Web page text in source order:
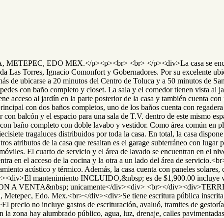
EDO MEX.</p><p><br> <br> </p><div>La casa se
Las Torres, Ignacio Comonfort y Gobernadores. Por su excelente
de ubicarse a 20 minutos del Centro de Toluca y a 50 minutos
con baño completo y closet. La sala y el comedor tienen vista
acceso al jardín en la parte posterior de la casa y también cuenta
con dos baños completos, uno de los baños cuenta con
balcón y el espacio para una sala de T.V. dentro de este mismo
baño completo con doble lavabo y vestidor. Como área común en
tragaluces distribuidos por toda la casa. En total, la casa
de la casa que resaltan es el garage subterráneo con lugar
El cuarto de servicio y el área de lavado se encuentran en el
en el acceso de la cocina y la otra a un lado del área de
acústico y térmico. Además, la casa cuenta con paneles
mantenimiento INCLUIDO,&nbsp; es de $1,900.00 incluye
A VENTA&nbsp; unicamente</div><div> <br></
Edo. Mex.<br></div><div>Se tiene escritura pública
precio no incluye gastos de escrituración, avaluó, tramites de
zona hay alumbrado público, agua, luz, drenaje, calles